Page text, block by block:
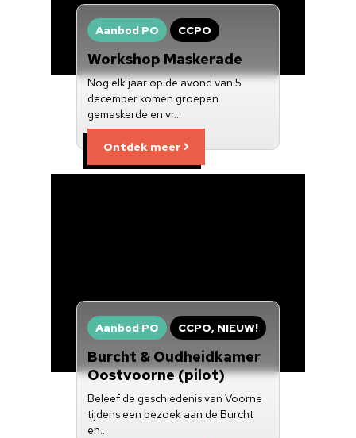
Aanbod PO CCPO
Workshop Maskerade
Nog elk jaar op de avond van 5
december komen groepen
gemaskerde en vr…
Ontdek meer
Aanbod PO CCPO, NIEUW!
Burcht & Oudheidkamer
Oostvoorne (pilot)
Beleef de geschiedenis van Voorne
tijdens een bezoek aan de Burcht
en…